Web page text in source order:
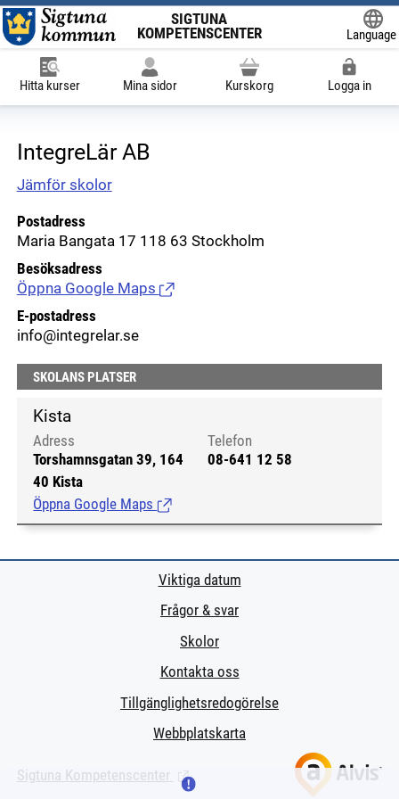
SIGTUNA
KOMPETENSCENTER
Language
Hitta kurser Mina sidor Kurskorg Logga in
IntegreLär AB
Jämför skolor
Postadress
Maria Bangata 17 118 63 Stockholm
Besöksadress
Öppna Google Maps (Länk till extern sida.)
E-postadress
info@integrelar.se
SKOLANS PLATSER
Kista
Adress
Torshamnsgatan 39, 164
40 Kista
Öppna Google Maps (Länk till extern sida.)
Telefon
08-641 12 58
Viktiga datum
Frågor & svar
Skolor
Kontakta oss
Tillgänglighetsredogörelse
Webbplatskarta
Sigtuna Kompetenscenter (Länk till extern sida.)